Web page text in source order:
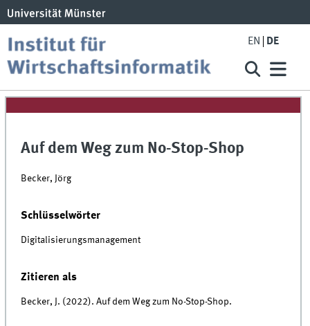
EN DE
Auf dem Weg zum No-Stop-Shop
Becker, Jörg
Schlüsselwörter
Digitalisierungsmanagement
Zitieren als
Becker, J. (2022). Auf dem Weg zum No-Stop-Shop.